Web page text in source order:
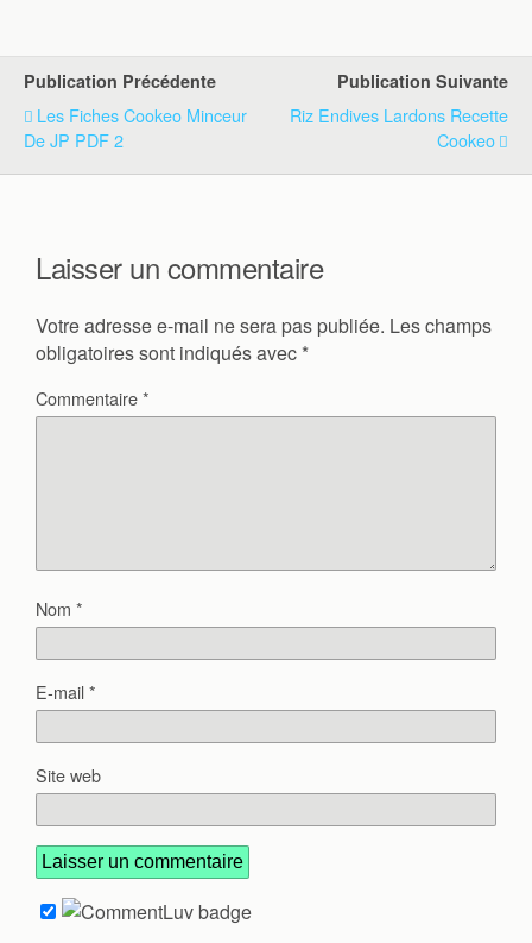
Publication Précédente
Les Fiches Cookeo Minceur
De JP PDF 2
Publication Suivante
Riz Endives Lardons Recette
Cookeo
Laisser un commentaire
Votre adresse e-mail ne sera pas publiée. Les champs
obligatoires sont indiqués avec *
Commentaire*
Nom *
E-mail*
Site web